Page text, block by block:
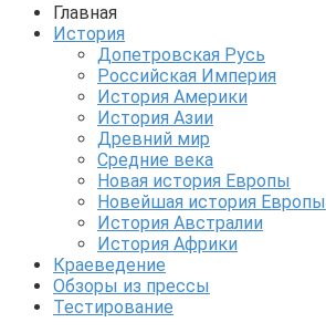
Главная
История
Допетровская Русь
Российская Империя
История Америки
История Азии
Древний мир
Средние века
Новая история Европы
Новейшая история Европы
История Австралии
История Африки
Краеведение
Обзоры из прессы
Тестирование